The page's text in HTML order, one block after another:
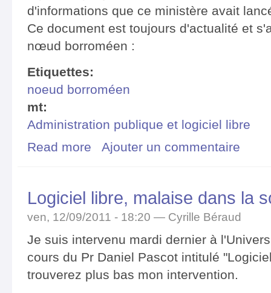
d'informations que ce ministère avait
Ce document est toujours d'actualité et
nœud borroméen :
Etiquettes:
noeud borroméen
mt:
Administration publique et logiciel libre
Read more about Économie du logiciel libre et noeud borroméen
Ajouter un commentaire
Logiciel libre, malaise dans la
ven, 12/09/2011 - 18:20 — Cyrille Béraud
Je suis intervenu mardi dernier à
cours du Pr Daniel Pascot intitulé
trouverez plus bas mon intervention.